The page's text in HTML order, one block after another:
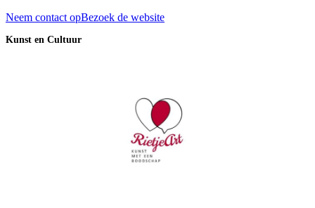
Neem contact opBezoek de website
Kunst en Cultuur